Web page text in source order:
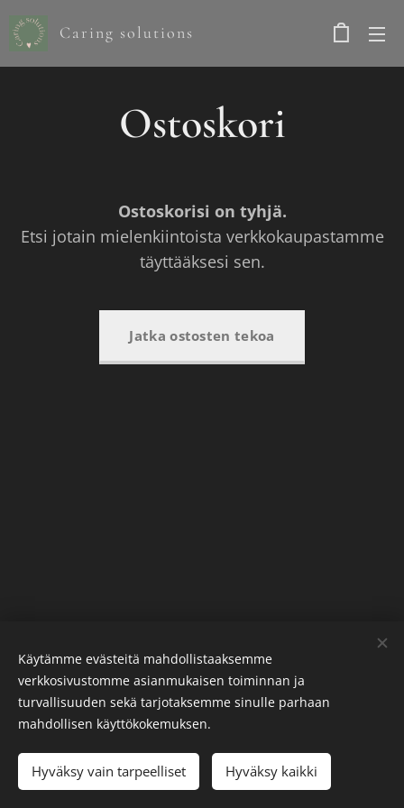
Caring solutions
Ostoskori
Ostoskorisi on tyhjä.
Etsi jotain mielenkiintoista verkkokaupastamme
täyttääksesi sen.
Jatka ostosten tekoa
Pexelspalvelun toimittamat kuvat
Kielet
Suomi
Svenska
Käytämme evästeitä mahdollistaaksemme
verkkosivustomme asianmukaisen toiminnan ja
turvallisuuden sekä tarjotaksemme sinulle parhaan
mahdollisen käyttökokemuksen.
Hyväksy vain tarpeelliset Hyväksy kaikki